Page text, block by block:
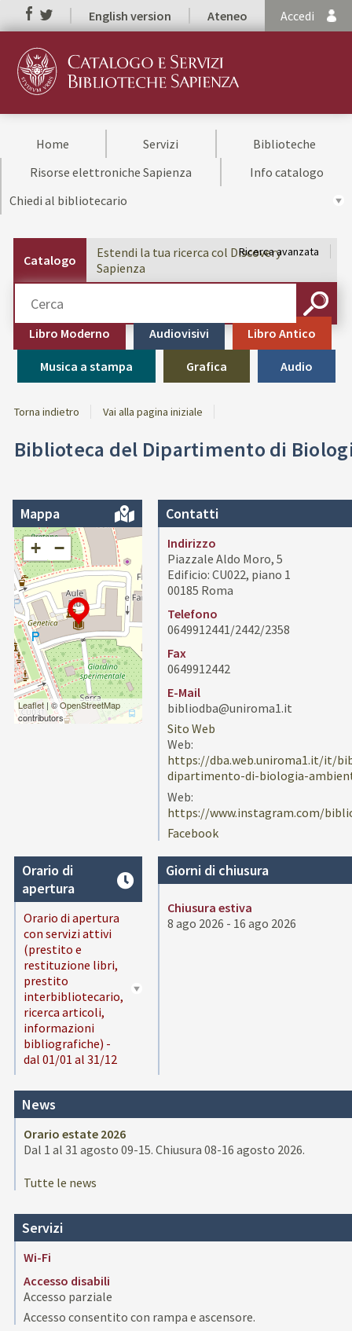
English version Ateneo Accedi
Home Servizi
Biblioteche
Risorse elettroniche Sapienza
Info catalogo
Chiedi al bibliotecario
Catalogo
Estendi la tua ricerca col Discovery
Sapienza
Libro Moderno Audiovisivi Libro Antico
Musica a stampa Grafica Audio
Ricerca avanzata
CERCA
Torna indietro Vai alla pagina iniziale
Biblioteca del Dipartimento di
Mappa
+ −
Leaflet| ©OpenStreetMap
contributors
Contatti
Indirizzo
Piazzale Aldo Moro, 5
Edificio: CU022, piano 1
00185 Roma
Telefono
0649912441/2442/2358
Fax
0649912442
E-Mail
bibliodba@uniroma1.it
Sito Web
Web:
https://dba.web.uniroma1.it/it/
dipartimento-di-biologia-
Web:
https://www.instagram.com/
Facebook
Orario di
apertura
Orario di apertura
con servizi attivi
(prestito e
restituzione libri,
prestito
interbibliotecario,
ricerca articoli,
informazioni
bibliografiche) -
dal 01/01 al 31/12
Giorni di chiusura
Chiusura estiva
8 ago 2026 - 16 ago 2026
News
Orario estate 2026
Dal 1 al 31 agosto 09-15. Chiusura 08-16 agosto 2026.
Tutte le news
Servizi
Wi-Fi
Accesso disabili
Accesso parziale
Accesso consentito con rampa e ascensore.